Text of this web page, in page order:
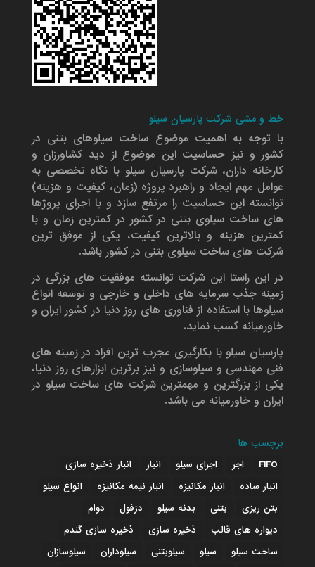
خط و مشی شرکت پارسیان سیلو
با توجه به اهمیت موضوع ساخت سیلوهای بتنی در
کشور و نیز حساسیت این موضوع از دید کشاورزان و
کارخانه داران، شرکت پارسیان سیلو با نگاه تخصصی به
عوامل مهم ایجاد و راهبرد پروژه (زمان، کیفیت و هزینه)
توانسته این حساسیت را مرتفع سازد و با اجرای پروژها
های ساخت سیلوی بتنی در کشور در کمترین زمان و با
کمترین هزینه و بالاترین کیفیت، یکی از موفق ترین
شرکت های ساخت سیلوی بتنی در کشور باشد.
در این راستا این شرکت توانسته موفقیت های بزرگی در
زمینه جذب سرمایه های داخلی و خارجی و توسعه انواع
سیلوها با استفاده از فناوری های روز دنیا در کشور ایران و
خاورمیانه کسب نماید.
پارسیان سیلو با بکارگیری مجرب ترین افراد در زمینه های
فنی مهندسی و سیلوسازی و نیز برترین ابزارهای روز دنیا،
یکی از بزرگترین و مهمترین شرکت های ساخت سیلو در
ایران و خاورمیانه می باشد.
برچسب ها
FIFO اجر اجرای سیلو انبار
انبار ذخیره سازی
انبار ساده
انبار مکانیزه انبار نیمه مکانیزه
انواع سیلو
بتن ریزی
بتنی بدنه سیلو دزفول
دوام
دیواره های قالب
ذخیره سازی
ذخیره سازی گندم
ساخت سیلو
سیلو سیلوبتنی سیلوداران
سیلوسازان